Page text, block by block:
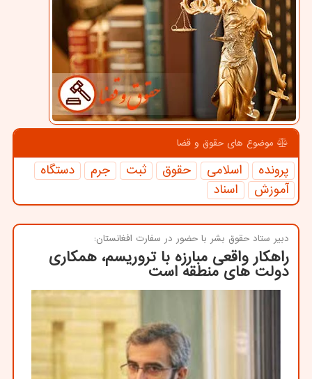
موضوع های حقوق و قضا
پرونده اسلامی حقوق ثبت جرم
دستگاه
آموزش
اسناد
دبیر ستاد حقوق بشر با حضور در سفارت افغانستان:
راهكار واقعی مبارزه با تروریسم، همكاری
دولت های منطقه است